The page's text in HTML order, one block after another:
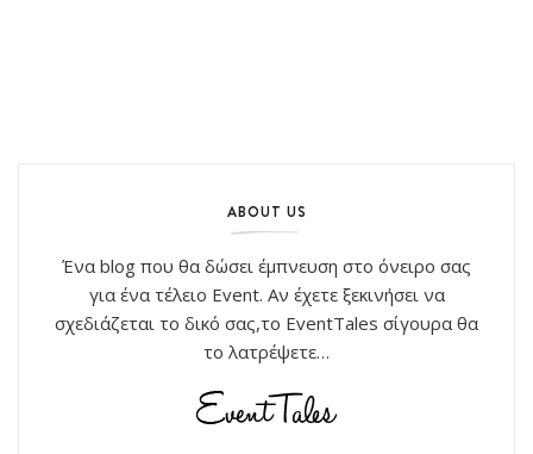
ABOUT US
Ένα blog που θα δώσει έμπνευση στο όνειρο σας
για ένα τέλειο Event. Αν έχετε ξεκινήσει να
σχεδιάζεται το δικό σας,το EventTales σίγουρα θα
το λατρέψετε…